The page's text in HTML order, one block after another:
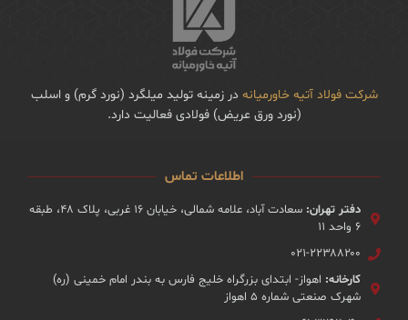
شرکت فولاد آتیه خاورمیانه در زمینه تولید میلگرد (نورد گرم) و اسلب
(نورد ورق عریض) فولادی فعالیت دارد.
اطلاعات تماس
دفتر تهران:
سعادت آباد، علامه شمالی، خیابان ۱۶ غربی، پلاک ۴۸، طبقه
۶ واحد ۱۱
۰۲۱-۲۲۳۸۸۲۰۰
کارخانه: اهواز- ابتدای بزرگراه خلیج فارس به بندر امام خمینی (ره)
شهرک صنعتی شماره ۵ اهواز